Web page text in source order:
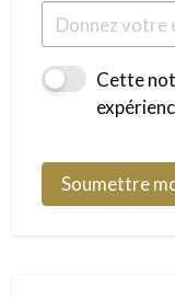
Cette
Soumettre